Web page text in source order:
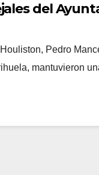
del
Pedro
mantuvieron